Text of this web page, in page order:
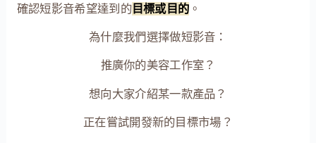
確認短影音希望達到的目標或目的 。
為什麼我們選擇做短影音：
推廣你的美容工作室？
想向大家介紹某一款產品？
正在嘗試開發新的目標市場？